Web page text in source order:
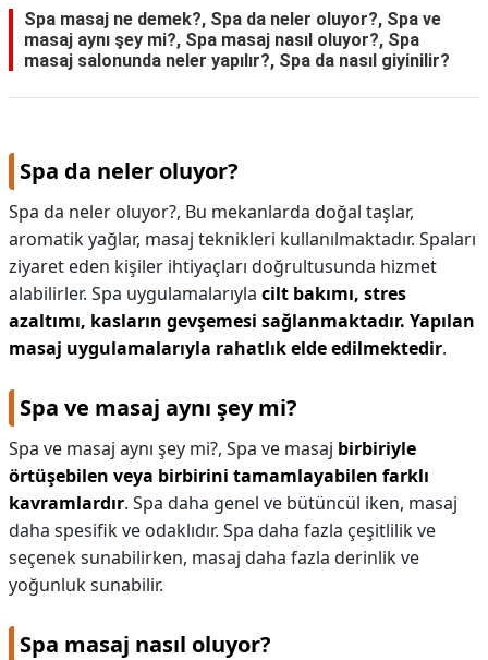
Spa masaj ne demek?, Spa da neler oluyor?, Spa ve
masaj aynı şey mi?, Spa masaj nasıl oluyor?, Spa
masaj salonunda neler yapılır?, Spa da nasıl giyinilir?
Spa da neler oluyor?
Spa da neler oluyor?, Bu mekanlarda doğal taşlar,
aromatik yağlar, masaj teknikleri kullanılmaktadır. Spaları
ziyaret eden kişiler ihtiyaçları doğrultusunda hizmet
alabilirler. Spa uygulamalarıyla cilt bakımı, stres
azaltımı, kasların gevşemesi sağlanmaktadır. Yapılan
masaj uygulamalarıyla rahatlık elde edilmektedir.
Spa ve masaj aynı şey mi?
Spa ve masaj aynı şey mi?, Spa ve masaj birbiriyle
örtüşebilen veya birbirini tamamlayabilen farklı
kavramlardır. Spa daha genel ve bütüncül iken, masaj
daha spesifik ve odaklıdır. Spa daha fazla çeşitlilik ve
seçenek sunabilirken, masaj daha fazla derinlik ve
yoğunluk sunabilir.
Spa masaj nasıl oluyor?